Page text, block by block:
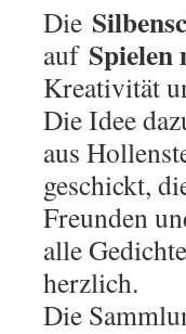
Die
auf
Kreativität
Die Idee
aus
geschickt,
Freunden
alle
herzlich.
Die